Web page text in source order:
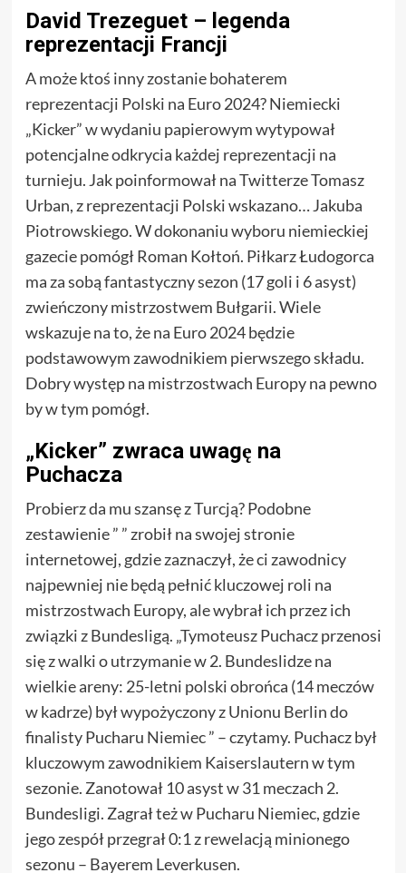
David Trezeguet – legenda
reprezentacji Francji
A może ktoś inny zostanie bohaterem
reprezentacji Polski na Euro 2024? Niemiecki
„Kicker” w wydaniu papierowym wytypował
potencjalne odkrycia każdej reprezentacji na
turnieju. Jak poinformował na Twitterze Tomasz
Urban, z reprezentacji Polski wskazano… Jakuba
Piotrowskiego. W dokonaniu wyboru niemieckiej
gazecie pomógł Roman Kołtoń. Piłkarz Łudogorca
ma za sobą fantastyczny sezon (17 goli i 6 asyst)
zwieńczony mistrzostwem Bułgarii. Wiele
wskazuje na to, że na Euro 2024 będzie
podstawowym zawodnikiem pierwszego składu.
Dobry występ na mistrzostwach Europy na pewno
by w tym pomógł.
„Kicker” zwraca uwagę na
Puchacza
Probierz da mu szansę z Turcją? Podobne
zestawienie ” ” zrobił na swojej stronie
internetowej, gdzie zaznaczył, że ci zawodnicy
najpewniej nie będą pełnić kluczowej roli na
mistrzostwach Europy, ale wybrał ich przez ich
związki z Bundesligą. „Tymoteusz Puchacz przenosi
się z walki o utrzymanie w 2. Bundeslidze na
wielkie areny: 25-letni polski obrońca (14 meczów
w kadrze) był wypożyczony z Unionu Berlin do
finalisty Pucharu Niemiec ” – czytamy. Puchacz był
kluczowym zawodnikiem Kaiserslautern w tym
sezonie. Zanotował 10 asyst w 31 meczach 2.
Bundesligi. Zagrał też w Pucharu Niemiec, gdzie
jego zespół przegrał 0:1 z rewelacją minionego
sezonu – Bayerem Leverkusen.